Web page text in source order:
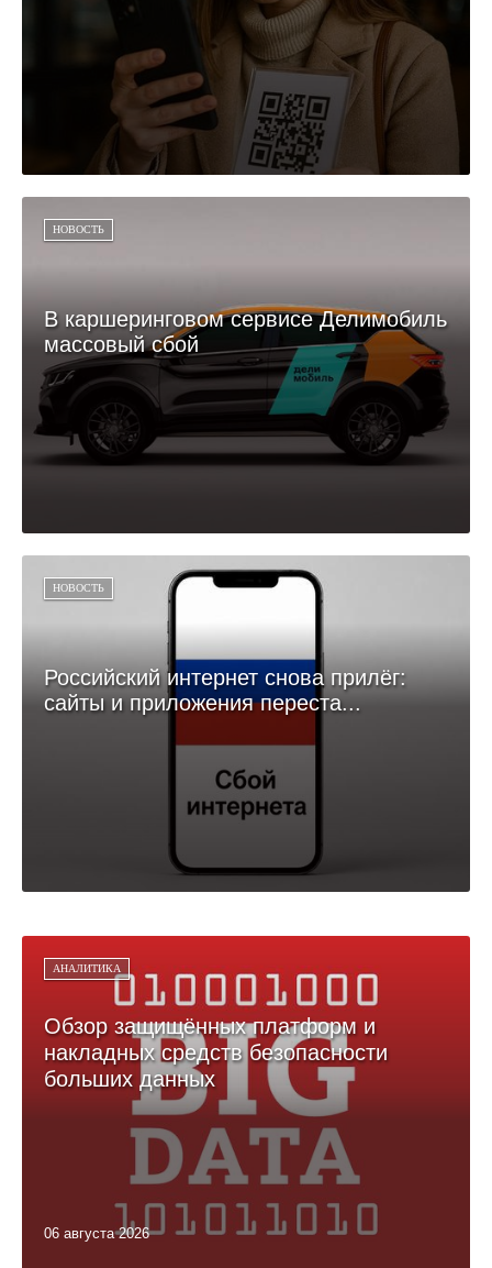
НОВОСТЬ
В каршеринговом сервисе Делимобиль
массовый сбой
НОВОСТЬ
Российский интернет снова прилёг:
сайты и приложения переста...
АНАЛИТИКА
Обзор защищённых платформ и
накладных средств безопасности
больших данных
06 августа 2026